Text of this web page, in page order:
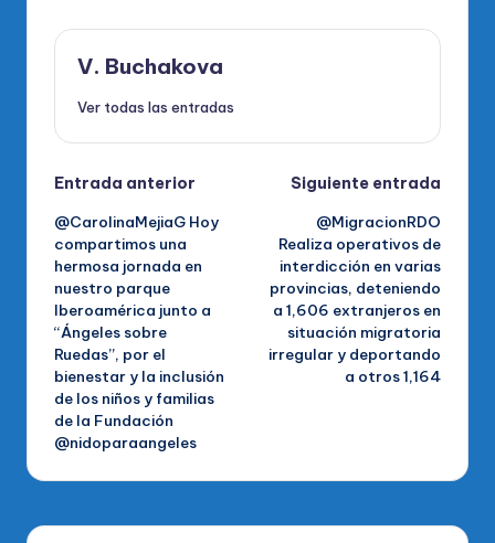
V. Buchakova
Ver todas las entradas
Navegación
de
entradas
Entrada anterior
@CarolinaMejiaG Hoy
compartimos una
hermosa jornada en
nuestro parque
Iberoamérica junto a
“Ángeles sobre
Ruedas”, por el
bienestar y la inclusión
de los niños y familias
de la Fundación
@nidoparaangeles
Siguiente entrada
@MigracionRDO
Realiza operativos de
interdicción en varias
provincias, deteniendo
a 1,606 extranjeros en
situación migratoria
irregular y deportando
a otros 1,164